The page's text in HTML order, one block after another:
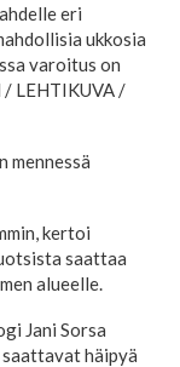
eri
ukkosia
varoitus on
/ LEHTIKUVA/
mennessä
kertoi
saattaa
alueelle.
Jani Sorsa
häipyä